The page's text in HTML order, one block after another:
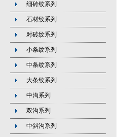
细砖纹系列
石材纹系列
对砖纹系列
小条纹系列
中条纹系列
大条纹系列
中沟系列
双沟系列
中斜沟系列